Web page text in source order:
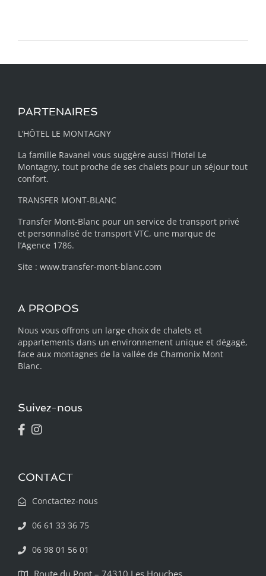
PARTENAIRES
L’HÔTEL LE MONTAGNY
La famille Ravanel vous suggère aussi l’Hotel Le
Montagny, tout proche de ses chalets pour un séjour tout
confort.
TRANSFER MONT-BLANC
Transfer Mont-Blanc pour un service de transport privé
et personnalisé de transport VTC, une marque de
l’Agence 1786.
Site : www.transfer-mont-blanc.com
A PROPOS
Nous vous offrons un large choix de chalets et
appartements dans un environnement unique et dégagé,
face aux montagnes de la vallée de Chamonix Mont
Blanc.
Suivez-nous
CONTACT
Conctactez-nous
06 61 33 36 75
06 98 01 56 01
Route du Pont – 74310 Les Houches